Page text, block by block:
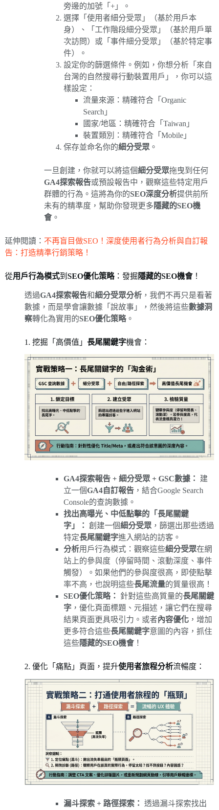
旁邊的加號「+」。
選擇「使用者細分受眾」（基於用戶本
身）、「工作階段細分受眾」（基於用戶單
次訪問）或「事件細分受眾」（基於特定事
件）。
設定你的篩選條件。例如，你想分析「來自
台灣的自然搜尋行動裝置用戶」，你可以這
樣設定：
流量來源：精確符合「Organic
Search」
國家/地區：精確符合「Taiwan」
裝置類別：精確符合「Mobile」
保存並命名你的細分受眾 。
一旦創建，你就可以將這個細分受眾拖曳到任何
GA4探索報告或預設報告中，觀察這些特定用戶
群體的行為。這將為你的SEO深度分析提供前所
未有的精準度，幫助你發現更多 隱藏的SEO機
會。
延伸閱讀： 不再盲目做SEO！深度使用者行為分析與自訂報
告：打造精準行銷策略！
從用戶行為模式到 SEO優化策略：發掘 隱藏的SEO機會！
透過GA4探索報告和細分受眾分析 ，我們不再只是看著
數據，而是學會讓數據「說故事」，然後將這些數據洞
察轉化為實用的SEO優化策略。
1. 挖掘「高價值」 長尾關鍵字機會：
GA4探索報告 + 細分受眾 + GSC數據：
建
立一個GA4自訂報告 ，結合Google Search
Console的查詢數據。
找出高曝光、中低點擊的「長尾關鍵
字」： 創建一個細分受眾 ，篩選出那些透過
特定長尾關鍵字進入網站的訪客。
分析用戶行為模式：觀察這些細分受眾在網
站上的參與度（停留時間、滾動深度、事件
觸發）。如果他們的參與度很高，即使點擊
率不高，也說明這些長尾流量的質量很高！
SEO優化策略：
針對這些高質量的長尾關鍵
字 ，優化頁面標題、元描述，讓它們在搜尋
結果頁面更具吸引力。或者內容優化 ，增加
更多符合這些長尾關鍵字意圖的內容，抓住
這些隱藏的SEO機會！
2. 優化「痛點」頁面，提升使用者旅程分析流暢度：
漏斗探索 + 路徑探索： 透過漏斗探索找出